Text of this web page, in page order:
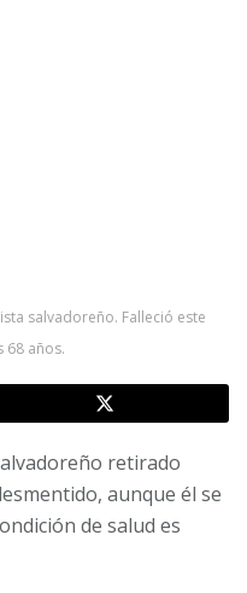
salvadoreño. Falleció este
68 años.
retirado
aunque él se
de salud es